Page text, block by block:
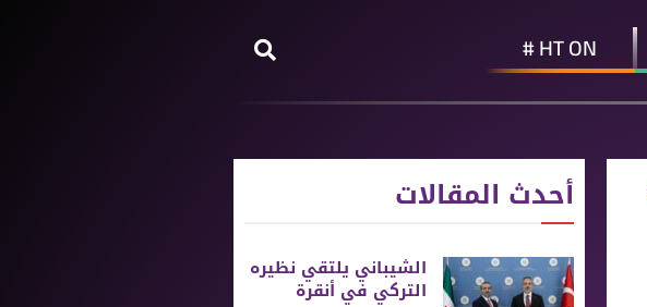
HT ON #
أحدث المقالات
الشيباني يلتقي نظيره
التركي في أنقرة